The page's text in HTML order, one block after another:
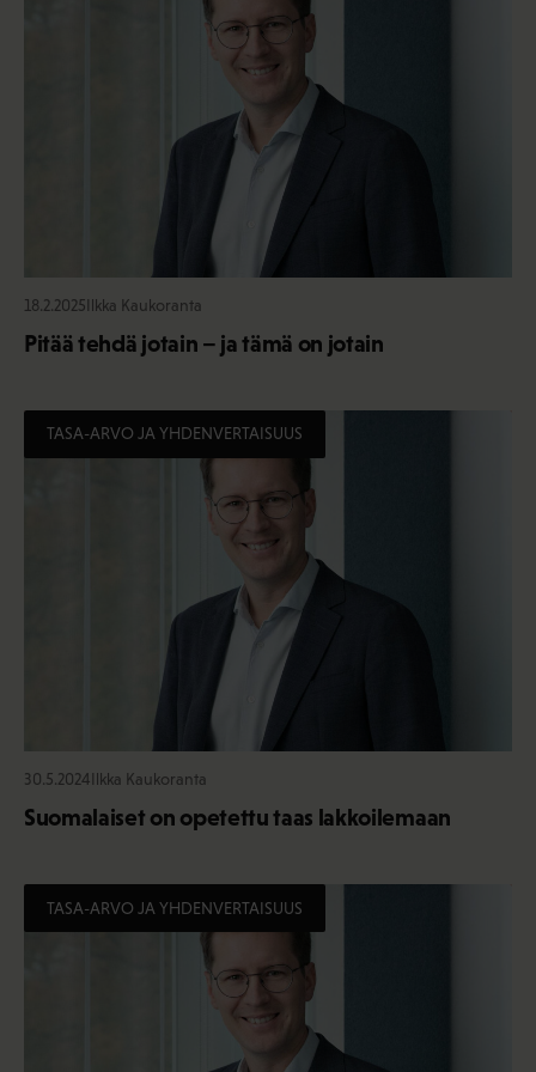
18.2.2025Ilkka Kaukoranta
Pitää tehdä jotain – ja tämä on jotain
TASA-ARVO JA YHDENVERTAISUUS
30.5.2024Ilkka Kaukoranta
Suomalaiset on opetettu taas lakkoilemaan
TASA-ARVO JA YHDENVERTAISUUS